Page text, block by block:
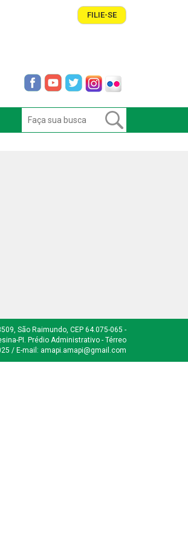
FILIE-SE
São Raimundo, CEP 64.075-065 -
PI. Prédio Administrativo - Térreo
/ E-mail: amapi.amapi@gmail.com